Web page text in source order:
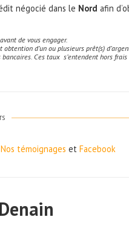
négocié dans le Nord afin
de vous engager.
d’un ou plusieurs prêt(s)
Ces taux s’entendent hors
Nos témoignages et Facebook